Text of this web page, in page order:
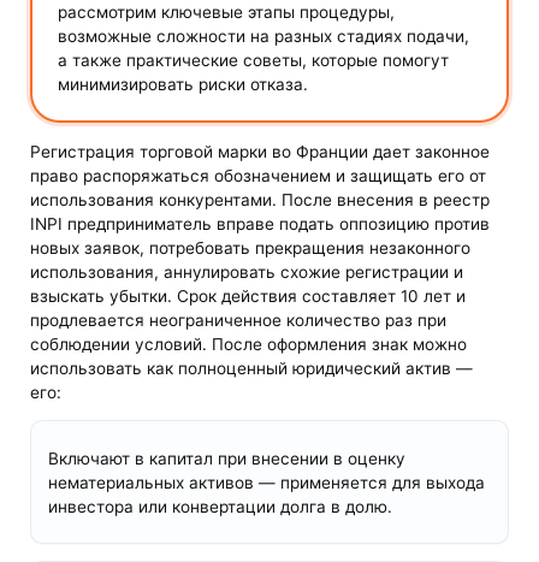
рассмотрим ключевые этапы процедуры,
возможные сложности на разных стадиях подачи,
а также практические советы, которые помогут
минимизировать риски отказа.
Регистрация торговой марки во Франции дает законное
право распоряжаться обозначением и защищать его от
использования конкурентами. После внесения в реестр
INPI предприниматель вправе подать оппозицию против
новых заявок, потребовать прекращения незаконного
использования, аннулировать схожие регистрации и
взыскать убытки. Срок действия составляет 10 лет и
продлевается неограниченное количество раз при
соблюдении условий. После оформления знак можно
использовать как полноценный юридический актив —
его:
Включают в капитал при внесении в оценку
нематериальных активов — применяется для выхода
инвестора или конвертации долга в долю.